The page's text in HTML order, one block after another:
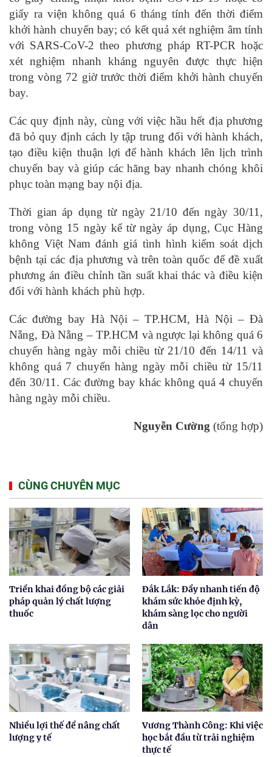
giấy ra viện không quá 6 tháng tính đến thời điểm
khởi hành chuyến bay; có kết quả xét nghiệm âm tính
với SARS-CoV-2 theo phương pháp RT-PCR hoặc
xét nghiệm nhanh kháng nguyên được thực hiện
trong vòng 72 giờ trước thời điểm khởi hành chuyến
bay.
Các quy định này, cùng với việc hầu hết địa phương
đã bỏ quy định cách ly tập trung đối với hành khách,
tạo điều kiện thuận lợi để hành khách lên lịch trình
chuyến bay và giúp các hãng bay nhanh chóng khôi
phục toàn mạng bay nội địa.
Thời gian áp dụng từ ngày 21/10 đến ngày 30/11,
trong vòng 15 ngày kể từ ngày áp dụng, Cục Hàng
không Việt Nam đánh giá tình hình kiểm soát dịch
bệnh tại các địa phương và trên toàn quốc để đề xuất
phương án điều chỉnh tần suất khai thác và điều kiện
đối với hành khách phù hợp.
Các đường bay Hà Nội – TP.HCM, Hà Nội – Đà
Nẵng, Đà Nẵng – TP.HCM và ngược lại không quá 6
chuyến hàng ngày mỗi chiều từ 21/10 đến 14/11 và
không quá 7 chuyến hàng ngày mỗi chiều từ 15/11
đến 30/11. Các đường bay khác không quá 4 chuyến
hàng ngày mỗi chiều.
Nguyễn Cường (tổng hợp)
CÙNG CHUYÊN MỤC
Triển khai đồng bộ các giải
pháp quản lý chất lượng
thuốc
Đắk Lắk: Đẩy nhanh tiến độ
khám sức khỏe định kỳ,
khám sàng lọc cho người
dân
Nhiều lợi thế để nâng chất
lượng y tế
Vương Thành Công: Khi việc
học bắt đầu từ trải nghiệm
thực tế